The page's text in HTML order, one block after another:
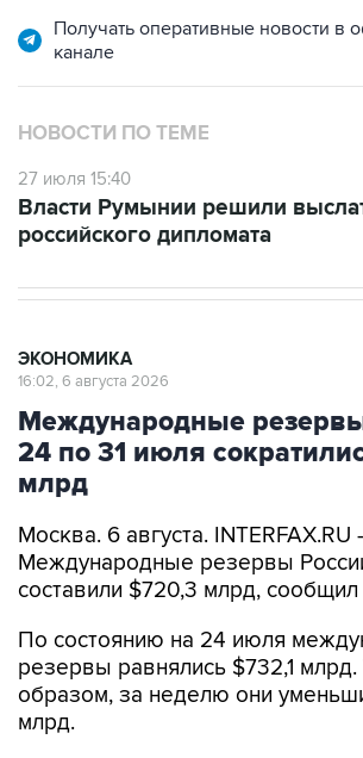
Получать оперативные новости в
канале
НОВОСТИ ПО ТЕМЕ
27 июля 15:40
Власти Румынии решили
российского дипломата
ЭКОНОМИКА
16:02, 6 августа 2026
Международные
24 по 31 июля
млрд
Москва. 6 августа. INTERFAX.RU -
Международные резервы
составили $720,3 млрд, сообщил
По состоянию на 24 июля
резервы равнялись $732,1 млрд.
образом, за неделю они
млрд.